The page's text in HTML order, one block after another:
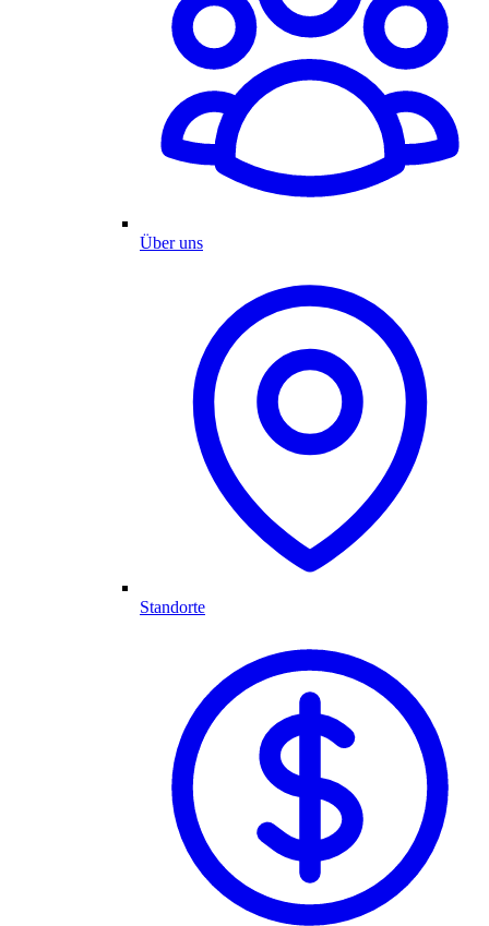
Über uns
Standorte